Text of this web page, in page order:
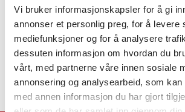
Vi bruker informasjonskapsler for å gi
annonser et personlig preg, for å levere
mediefunksjoner og for å analysere
dessuten informasjon om hvordan du
vårt, med partnerne våre innen sosiale
annonsering og analysearbeid, som
med annen informasjon du har gjort
Barnevernsvakt
Barnevernstjenesten